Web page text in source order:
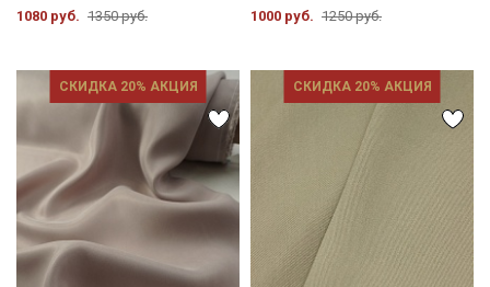
1080 руб. 1350 руб. 1000 руб. 1250 руб.
СКИДКА 20% АКЦИЯ СКИДКА 20% АКЦИЯ